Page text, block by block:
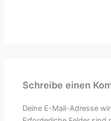
Schreibe einen
Deine E-Mail-Adresse